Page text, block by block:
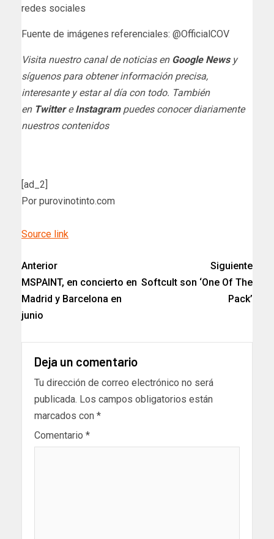
redes sociales
Fuente de imágenes referenciales: @OfficialCOV
Visita nuestro canal de noticias en Google Newsy
síguenos para obtener información precisa,
interesante y estar al día con todo. También
en TwittereInstagrampuedes conocer diariamente
nuestros contenidos
[ad_2]
Por purovinotinto.com
Source link
Anterior
MSPAINT, en concierto en
Madrid y Barcelona en
junio
Siguiente
Softcult son ‘One Of The
Pack’
Deja un comentario
Tu dirección de correo electrónico no será
publicada. Los campos obligatorios están
marcados con *
Comentario *